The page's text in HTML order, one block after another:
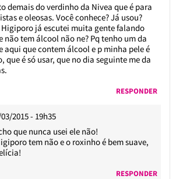
demais do verdinho da Nivea que é para
e oleosas. Você conhece? Já usou?
Higiporo já escutei muita gente falando
não tem álcool não ne? Pq tenho um da
aqui que contem álcool e p minha pele é
que é só usar, que no dia seguinte me da
RESPONDER
2015 - 19h35
que nunca usei ele não!
tem não e o roxinho é bem suave,
RESPONDER